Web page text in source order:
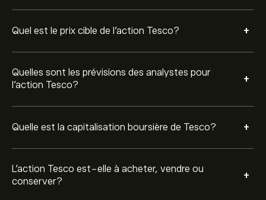
Quel est le prix cible de l'action Tesco? +
Quelles sont les prévisions des analystes pour
l'action Tesco?
+
Quelle est la capitalisation boursière de Tesco? +
L’action Tesco est-elle à acheter, vendre ou
conserver?
+